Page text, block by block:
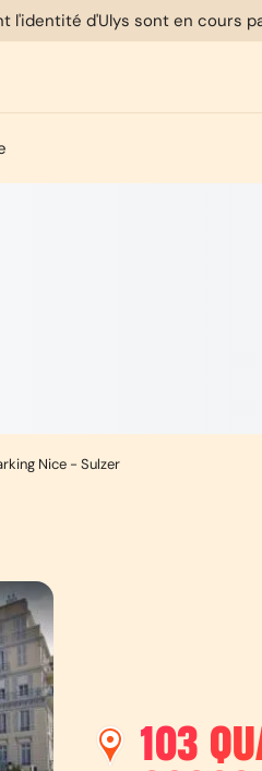
l'identité d'Ulys sont en cours
Nice - Sulzer
103